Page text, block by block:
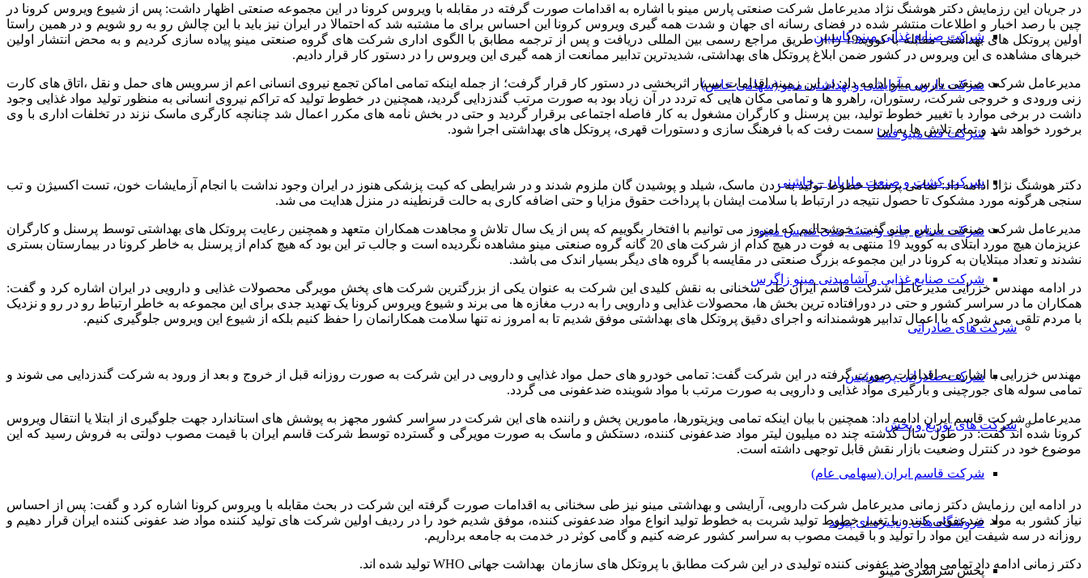
شرکت صنایع غذایی مینو کاسپین
شرکت دارویی، آرایشی و بهداشتی مینو (سهامی خاص)
شرکت قند مینو فسا
شرکت کشت و صنعت ماریان – چاشنی
شرکت صنایع چاپ و بسته بندی تندیس مینو
شرکت صنایع غذایی و آشامیدنی مینو زاگرس
شرکت های صادراتی
شرکت صادراتی پرسوئیس
شرکت های توزیع و پخش
شرکت قاسم ایران (سهامی عام)
فروشگاه های زنجیره ای پیوند
پخش سراسری مینو
در جریان این رزمایش دکتر هوشنگ نژاد مدیرعامل شرکت صنعتی پارس مینو با اشاره به اقدامات صورت گرفته در مقابله با ویروس کرونا در این مجموعه صنعتی اظهار داشت: پس از شیوع ویروس کرونا در
چین با رصد اخبار و اطلاعات منتشر شده در فضای رسانه ای جهان و شدت همه گیری ویروس کرونا این احساس برای ما مشتبه شد که احتمالا در ایران نیز باید با این چالش رو به رو شویم و در همین راستا
اولین پروتکل های بهداشتی مقابله با کووید19 را از طریق مراجع رسمی بین المللی دریافت و پس از ترجمه مطابق با الگوی اداری شرکت های گروه صنعتی مینو پیاده سازی کردیم و به محض انتشار اولین
خبرهای مشاهده ی این ویروس در کشور ضمن ابلاغ پروتکل های بهداشتی، شدیدترین تدابیر ممانعت از همه گیری این ویروس را در دستور کار قرار دادیم.
مدیرعامل شرکت صنعتی پارس مینو ادامه داد: در این زمینه اقدامات بسیار اثربخشی در دستور کار قرار گرفت؛ از جمله اینکه تمامی اماکن تجمع نیروی انسانی اعم از سرویس های حمل و نقل ،اتاق های کارت
زنی ورودی و خروجی شرکت، رستوران، راهرو ها و تمامی مکان هایی که تردد در آن زیاد بود به صورت مرتب گندزدایی گردید، همچنین در خطوط تولید که تراکم نیروی انسانی به منظور تولید مواد غذایی وجود
داشت در برخی موارد با تغییر خطوط تولید، بین پرسنل و کارگران مشغول به کار فاصله اجتماعی برقرار گردید و حتی در بخش نامه های مکرر اعمال شد چنانچه کارگری ماسک نزند در تخلفات اداری با وی
برخورد خواهد شد و تمام تلاش ها به این سمت رفت که با فرهنگ سازی و دستورات قهری، پروتکل های بهداشتی اجرا شود.
دکتر هوشنگ نژاد ادامه داد: تمامی پرسنل خطوط تولید به زدن ماسک، شیلد و پوشیدن گان ملزوم شدند و در شرایطی که کیت پزشکی هنوز در ایران وجود نداشت با انجام آزمایشات خون، تست اکسیژن و تب
سنجی هرگونه مورد مشکوک تا حصول نتیجه در ارتباط با سلامت ایشان با پرداخت حقوق مزایا و حتی اضافه کاری به حالت قرنطینه در منزل هدایت می شد.
مدیرعامل شرکت صنعتی پارس مینو گفت: خوشحالیم که امروز می توانیم با افتخار بگوییم که پس از یک سال تلاش و مجاهدت همکاران متعهد و همچنین رعایت پروتکل های بهداشتی توسط پرسنل و کارگران
عزیزمان هیچ مورد ابتلای به کووید 19 منتهی به فوت در هیچ کدام از شرکت های 20 گانه گروه صنعتی مینو مشاهده نگردیده است و جالب تر این بود که هیچ کدام از پرسنل به خاطر کرونا در بیمارستان بستری
نشدند و تعداد مبتلایان به کرونا در این مجموعه بزرگ صنعتی در مقایسه با گروه های دیگر بسیار اندک می باشد.
در ادامه مهندس خزرایی مدیرعامل شرکت قاسم ایران طی سخنانی به نقش کلیدی این شرکت به عنوان یکی از بزرگترین شرکت های پخش مویرگی محصولات غذایی و دارویی در ایران اشاره کرد و گفت:
همکاران ما در سراسر کشور و حتی در دورافتاده ترین بخش ها، محصولات غذایی و دارویی را به درب مغازه ها می برند و شیوع ویروس کرونا یک تهدید جدی برای این مجموعه به خاطر ارتباط رو در رو و نزدیک
با مردم تلقی می شود که با اعمال تدابیر هوشمندانه و اجرای دقیق پروتکل های بهداشتی موفق شدیم تا به امروز نه تنها سلامت همکارانمان را حفظ کنیم بلکه از شیوع این ویروس جلوگیری کنیم.
مهندس خزرایی با اشاره به اقدامات صورت گرفته در این شرکت گفت: تمامی خودرو های حمل مواد غذایی و دارویی در این شرکت به صورت روزانه قبل از خروج و بعد از ورود به شرکت گندزدایی می شوند و
تمامی سوله های جورچینی و بارگیری مواد غذایی و دارویی به صورت مرتب با مواد شوینده ضدعفونی می گردد.
مدیرعامل شرکت قاسم ایران ادامه داد: همچنین با بیان اینکه تمامی ویزیتورها، مامورین پخش و راننده های این شرکت در سراسر کشور مجهز به پوشش های استاندارد جهت جلوگیری از ابتلا یا انتقال ویروس
کرونا شده اند گفت: در طول سال گذشته چند ده میلیون لیتر مواد ضدعفونی کننده، دستکش و ماسک به صورت مویرگی و گسترده توسط شرکت قاسم ایران با قیمت مصوب دولتی به فروش رسید که این
موضوع خود در کنترل وضعیت بازار نقش قابل توجهی داشته است.
در ادامه این رزمایش دکتر زمانی مدیرعامل شرکت دارویی، آرایشی و بهداشتی مینو نیز طی سخنانی به اقدامات صورت گرفته این شرکت در بحث مقابله با ویروس کرونا اشاره کرد و گفت: پس از احساس
نیاز کشور به مواد ضدعفونی کننده با تغییر خطوط تولید شربت به خطوط تولید انواع مواد ضدعفونی کننده، موفق شدیم خود را در ردیف اولین شرکت های تولید کننده مواد ضد عفونی کننده ایران قرار دهیم و
روزانه در سه شیفت این مواد را تولید و با قیمت مصوب به سراسر کشور عرضه کنیم و گامی کوثر در خدمت به جامعه برداریم.
دکتر زمانی ادامه داد تمامی مواد ضد عفونی کننده تولیدی در این شرکت مطابق با پروتکل های سازمان بهداشت جهانی WHO تولید شده اند.